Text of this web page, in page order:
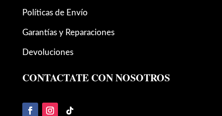
Políticas de Envío
Garantías y Reparaciones
Devoluciones
CONTACTATE CON NOSOTROS